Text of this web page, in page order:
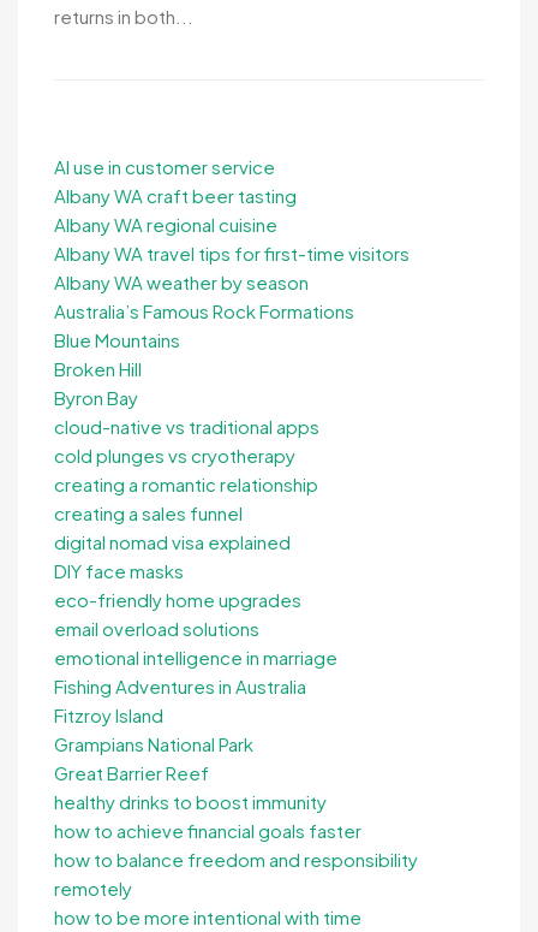
returns in both...
AI use in customer service
Albany WA craft beer tasting
Albany WA regional cuisine
Albany WA travel tips for first-time visitors
Albany WA weather by season
Australia’s Famous Rock Formations
Blue Mountains
Broken Hill
Byron Bay
cloud-native vs traditional apps
cold plunges vs cryotherapy
creating a romantic relationship
creating a sales funnel
digital nomad visa explained
DIY face masks
eco-friendly home upgrades
email overload solutions
emotional intelligence in marriage
Fishing Adventures in Australia
Fitzroy Island
Grampians National Park
Great Barrier Reef
healthy drinks to boost immunity
how to achieve financial goals faster
how to balance freedom and responsibility
remotely
how to be more intentional with time